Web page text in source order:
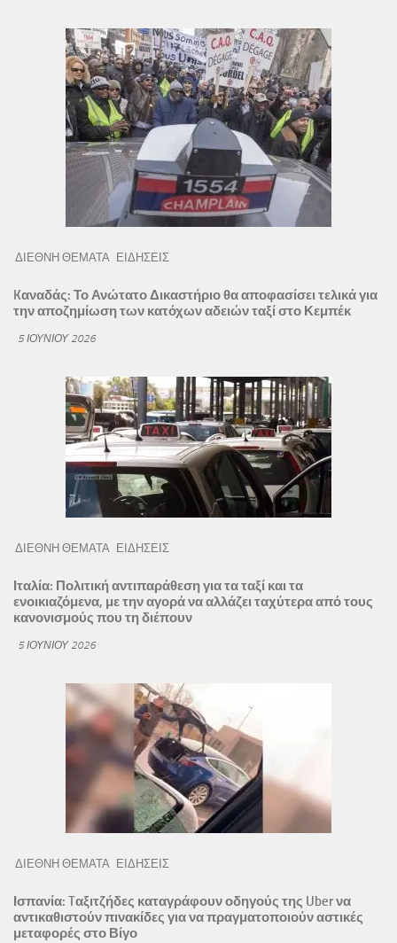
ΔΙΕΘΝΗ ΘΕΜΑΤΑ ΕΙΔΗΣΕΙΣ
Kαναδάς: Το Ανώτατο Δικαστήριο θα αποφασίσει τελικά για
την αποζημίωση των κατόχων αδειών ταξί στο Κεμπέκ
5 ΙΟΥΝΊΟΥ 2026
ΔΙΕΘΝΗ ΘΕΜΑΤΑ ΕΙΔΗΣΕΙΣ
Ιταλία: Πολιτική αντιπαράθεση για τα ταξί και τα
ενοικιαζόμενα, με την αγορά να αλλάζει ταχύτερα από τους
κανονισμούς που τη διέπουν
5 ΙΟΥΝΊΟΥ 2026
ΔΙΕΘΝΗ ΘΕΜΑΤΑ ΕΙΔΗΣΕΙΣ
Ισπανία: Tαξιτζήδες καταγράφουν οδηγούς της Uber να
αντικαθιστούν πινακίδες για να πραγματοποιούν αστικές
μεταφορές στο Βίγο